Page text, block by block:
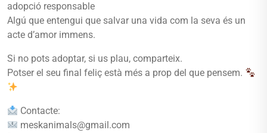
adopció responsable
Algú que entengui que salvar una vida com la seva és un
acte d’amor immens.
Si no pots adoptar, si us plau, comparteix.
Potser el seu final feliç està més a prop del que pensem.
Contacte:
meskanimals@gmail.com